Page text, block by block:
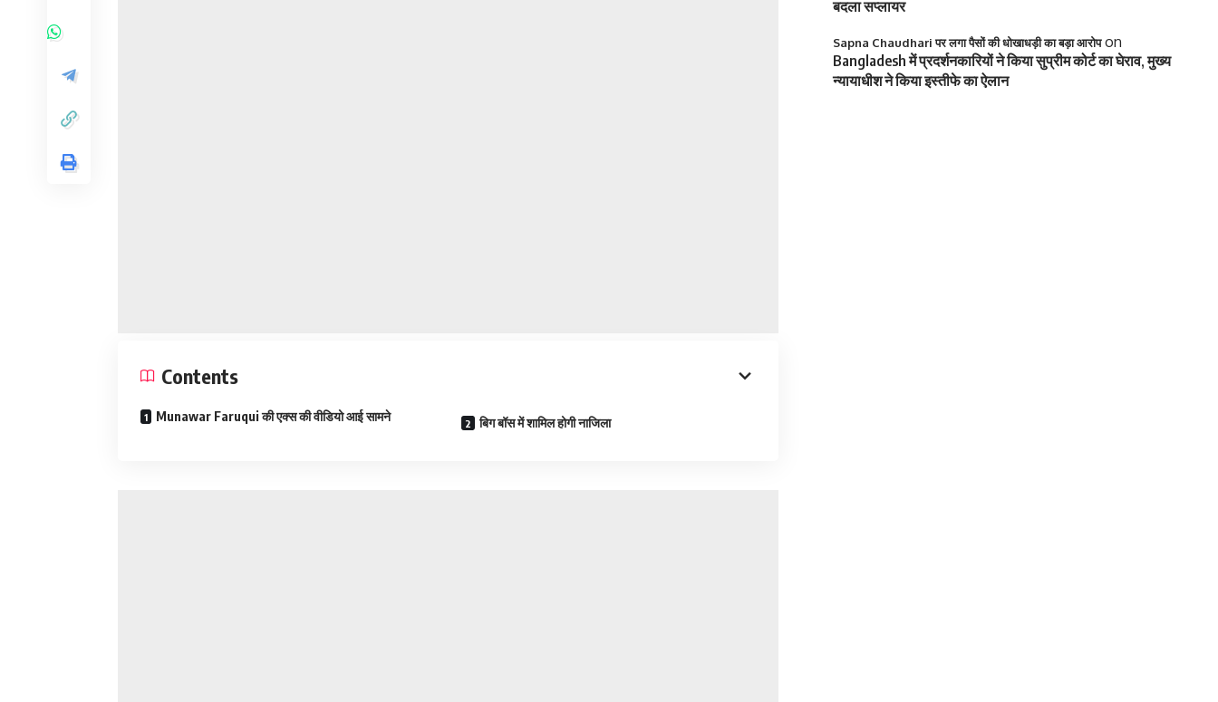
Contents
Munawar Faruqui की एक्स की वीडियो आई सामने बिग बॉस में शामिल होगी नाजिला
बदला सप्लायर
Sapna Chaudhari पर लगा पैसों की धोखाधड़ी का बड़ा आरोपon
Bangladesh में प्रदर्शनकारियों ने किया सुप्रीम कोर्ट का घेराव, मुख्य
न्यायाधीश ने किया इस्तीफे का ऐलान